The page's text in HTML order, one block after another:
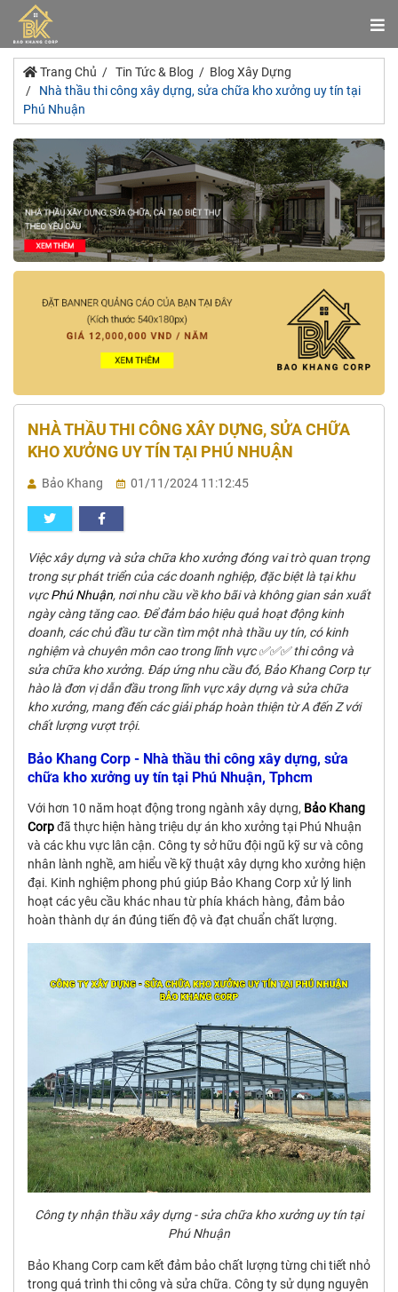
Trang Chủ Tin Tức & Blog
Blog Xây Dựng
Nhà thầu thi công xây dựng, sửa chữa kho xưởng uy tín tại
Phú Nhuận
NHÀ THẦU THI CÔNG XÂY DỰNG, SỬA CHỮA
KHO XƯỞNG UY TÍN TẠI PHÚ NHUẬN
Bảo Khang 01/11/2024 11:12:45
Việc xây dựng và sửa chữa kho xưởng đóng vai trò quan trọng
trong sự phát triển của các doanh nghiệp, đặc biệt là tại khu
vựcPhú Nhuận, nơi nhu cầu về kho bãi và không gian sản xuất
ngày càng tăng cao. Để đảm bảo hiệu quả hoạt động kinh
doanh, các chủ đầu tư cần tìm một nhà thầu uy tín, có kinh
nghiệm và chuyên môn cao trong lĩnh vực ✅✅✅ thi công và
sửa chữa kho xưởng. Đáp ứng nhu cầu đó, Bảo Khang Corp tự
hào là đơn vị dẫn đầu trong lĩnh vực xây dựng và sửa chữa
kho xưởng, mang đến các giải pháp hoàn thiện từ A đến Z với
chất lượng vượt trội.
Bảo Khang Corp - Nhà thầu thi công xây dựng, sửa
chữa kho xưởng uy tín tại Phú Nhuận, Tphcm
Với hơn 10 năm hoạt động trong ngành xây dựng, Bảo Khang
Corpđã thực hiện hàng triệu dự án kho xưởng tại Phú Nhuận
và các khu vực lân cận. Công ty sở hữu đội ngũ kỹ sư và công
nhân lành nghề, am hiểu về kỹ thuật xây dựng kho xưởng hiện
đại. Kinh nghiệm phong phú giúp Bảo Khang Corp xử lý linh
hoạt các yêu cầu khác nhau từ phía khách hàng, đảm bảo
hoàn thành dự án đúng tiến độ và đạt chuẩn chất lượng.
Công ty nhận thầu xây dựng - sửa chữa kho xưởng uy tín tại
Phú Nhuận
Bảo Khang Corp cam kết đảm bảo chất lượng từng chi tiết nhỏ
trong quá trình thi công và sửa chữa. Công ty sử dụng nguyên